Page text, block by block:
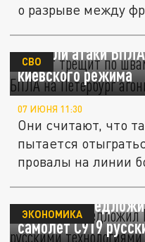
о разрыве между
"Фронт трещит по
назвали атаки
киевского режима
СВО
07 ИЮНЯ 11:30
Они считают, что
пытается
провалы на линии
Алиханов
самолёт C919
ЭКОНОМИКА